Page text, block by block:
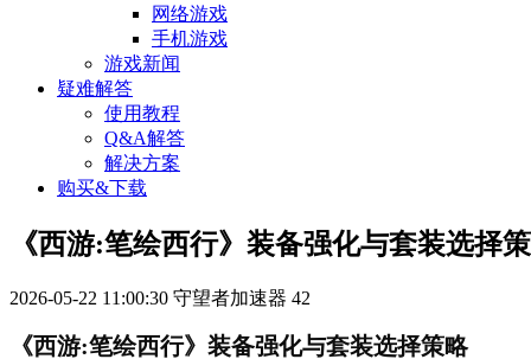
网络游戏
手机游戏
游戏新闻
疑难解答
使用教程
Q&A解答
解决方案
购买&下载
《西游:笔绘西行》装备强化与套装选择
2026-05-22 11:00:30 守望者加速器 42
《西游:笔绘西行》装备强化与套装选择策略